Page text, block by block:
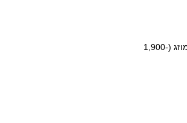
באתיופיה יש שלושה איזורי אקלים שונים. האיזור הקריר (מעל 2,600 מטר), האיזור הממוזג (1,900-